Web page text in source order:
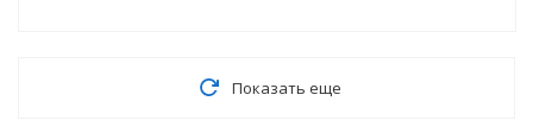
Показать еще